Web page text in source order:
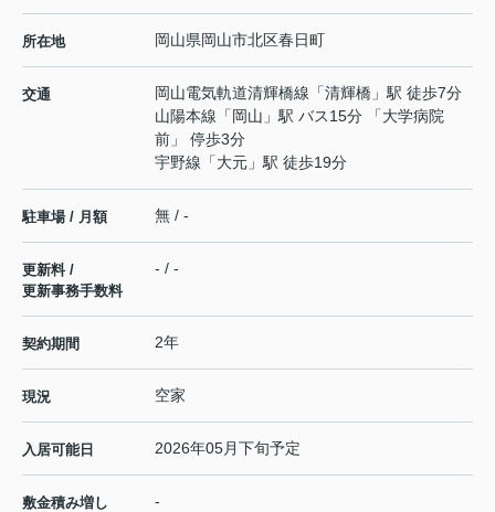
所在地 岡山県岡山市北区春日町
交通 岡山電気軌道清輝橋線 「清輝橋 」駅 徒歩7分
山陽本線 「 岡山 」駅 バス15分 「大学病院
前」 停歩3分
宇野線 「大元 」駅 徒歩19分
駐車場 / 月額 無 / -
更新料 /
更新事務手数料
- / -
契約期間 2年
現況 空家
入居可能日 2026年05月下旬予定
敷金積み増し -